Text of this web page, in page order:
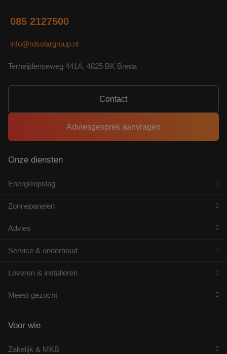
085 2127500
info@rdsolargroup.nl
Terheijdenseweg 441A, 4825 BK Breda
Contact
Adviesgesprek aanvragen
Onze diensten
Energieopslag
Zonnepanelen
Advies
Service & onderhoud
Leveren & installeren
Meest gezocht
Voor wie
Zakelijk & MKB